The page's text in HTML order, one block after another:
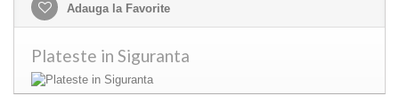
Adauga la Favorite
Plateste in Siguranta